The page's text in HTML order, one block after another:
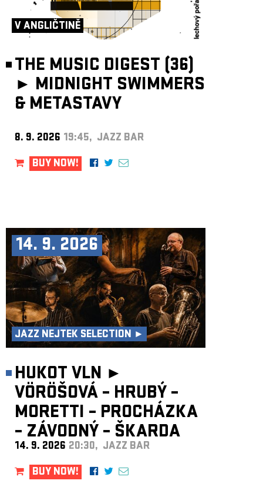
V ANGLIČTINĚ
THE MUSIC DIGEST (36)
► MIDNIGHT SWIMMERS
& METASTAVY
8. 9. 2026 19:45, JAZZ BAR
BUY NOW!
14. 9. 2026
JAZZ NEJTEK SELECTION ►
HUKOT VLN ►
VÖRÖŠOVÁ – HRUBÝ –
MORETTI – PROCHÁZKA
– ZÁVODNÝ – ŠKARDA
14. 9. 2026 20:30, JAZZ BAR
BUY NOW!